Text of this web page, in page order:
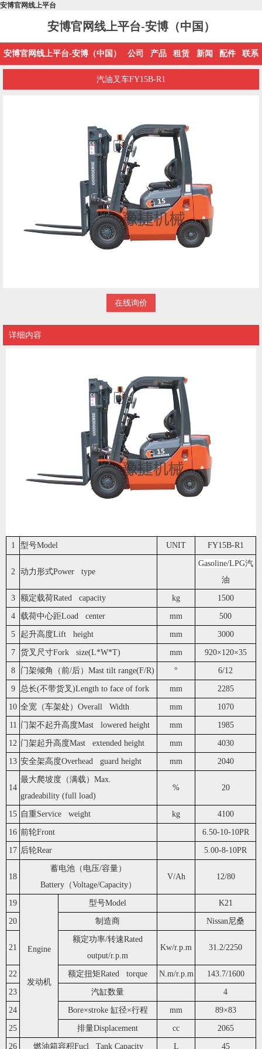
安博官网线上平台
安博官网线上平台-安博（中国）
安博官网线上平台-安博（中国） 公司 产品 租赁 新闻 配件 联系
汽油叉车FY15B-R1
在线询价
详细内容
1 型号Model UNIT FY15B-R1
2 动力形式Power type
Gasoline/LPG汽
油
3 额定载荷Rated capacity kg 1500
4 载荷中心距Load center mm 500
5 起升高度Lift height mm 3000
7 货叉尺寸Fork size(L*W*T) mm 920×120×35
8 门架倾角（前/后）Mast tilt range(F/R) ° 6/12
9 总长(不带货叉)Length to face of fork mm 2285
10 全宽（车架处）Overall Width mm 1070
11 门架不起升高度Mast lowered height mm 1985
12 门架起升高度Mast extended height mm 4030
13 安全架高度Overhead guard height mm 2040
14
最大爬坡度（满载）Max.
gradeability (full load)
% 20
15 自重Service weight kg 4100
16 前轮Front 6.50-10-10PR
17 后轮Rear 5.00-8-10PR
18
蓄电池（电压/容量）
Battery（Voltage/Capacity）
V/Ah 12/80
19
Engine
发动机
型号Model K21
20 制造商 Nissan尼桑
21
额定功率/转速Rated
output/r.p.m
Kw/r.p.m 31.2/2250
22 额定扭矩Rated torque N.m/r.p.m 143.7/1600
23 汽缸数量 4
24 Bore×stroke 缸径×行程 mm 89×83
25 排量Displacement cc 2065
26 燃油箱容积Fucl Tank Capacity L 45